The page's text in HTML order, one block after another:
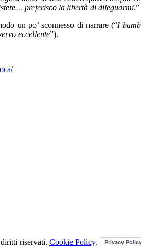
preferisco la libertà di dileguarmi.”
un po’ sconnesso di narrare (“I
eccellente”).
riservati. Cookie Policy.